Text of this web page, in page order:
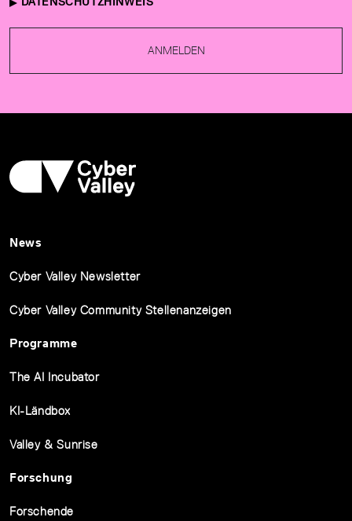
ANMELDEN
News
Cyber Valley Newsletter
Cyber Valley Community Stellenanzeigen
Programme
The AI Incubator
KI-Ländbox
Valley & Sunrise
Forschung
Forschende